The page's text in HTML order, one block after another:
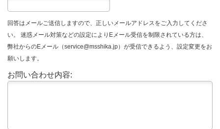
回答はメールご送信しますので、正しいメールアドレスをご入力してくださ
い。 迷惑メール対策などの設定によりEメール受信を制限されている方は、
弊社からのEメール（service@msshika.jp）が受信できるよう、設定変更をお
願いします。
お問い合わせ内容: